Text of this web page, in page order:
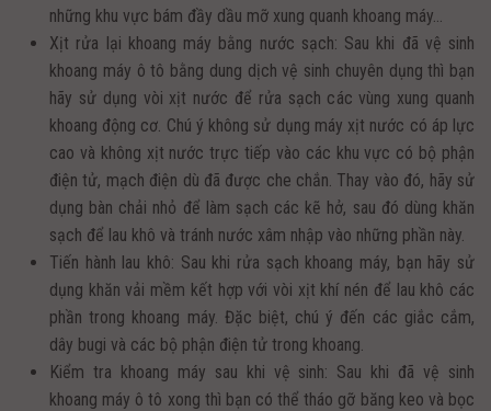
những khu vực bám đầy dầu mỡ xung quanh khoang máy…
Xịt rửa lại khoang máy bằng nước sạch: Sau khi đã vệ sinh
khoang máy ô tô bằng dung dịch vệ sinh chuyên dụng thì bạn
hãy sử dụng vòi xịt nước để rửa sạch các vùng xung quanh
khoang động cơ. Chú ý không sử dụng máy xịt nước có áp lực
cao và không xịt nước trực tiếp vào các khu vực có bộ phận
điện tử, mạch điện dù đã được che chắn. Thay vào đó, hãy sử
dụng bàn chải nhỏ để làm sạch các kẽ hở, sau đó dùng khăn
sạch để lau khô và tránh nước xâm nhập vào những phần này.
Tiến hành lau khô: Sau khi rửa sạch khoang máy, bạn hãy sử
dụng khăn vải mềm kết hợp với vòi xịt khí nén để lau khô các
phần trong khoang máy. Đặc biệt, chú ý đến các giắc cắm,
dây bugi và các bộ phận điện tử trong khoang.
Kiểm tra khoang máy sau khi vệ sinh: Sau khi đã vệ sinh
khoang máy ô tô xong thì bạn có thể tháo gỡ băng keo và bọc